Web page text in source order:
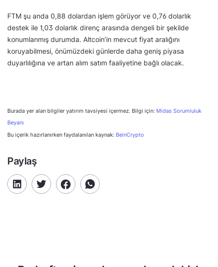
FTM şu anda 0,88 dolardan işlem görüyor ve 0,76 dolarlık
destek ile 1,03 dolarlık direnç arasında dengeli bir şekilde
konumlanmış durumda. Altcoin’in mevcut fiyat aralığını
koruyabilmesi, önümüzdeki günlerde daha geniş piyasa
duyarlılığına ve artan alım satım faaliyetine bağlı olacak.
Burada yer alan bilgiler yatırım tavsiyesi içermez. Bilgi için: Midas Sorumluluk
Beyanı
Bu içerik hazırlanırken faydalanılan kaynak: BeinCrypto
Paylaş